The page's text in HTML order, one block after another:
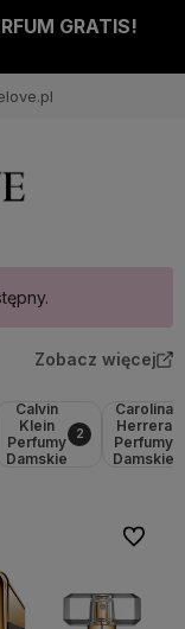
GRATIS!
Zobacz więcej
Calvin
Klein
Perfumy
Damskie
2
Carolina
Herrera
Perfumy
Damskie
Do